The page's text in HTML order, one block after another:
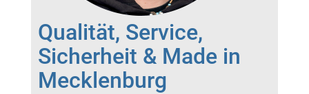
Qualität, Service,
Sicherheit & Made in
Mecklenburg